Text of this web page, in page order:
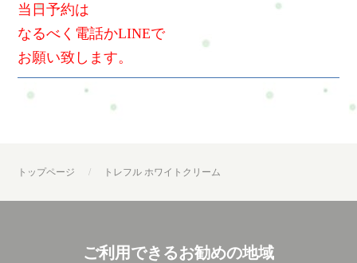
当日予約は
なるべく電話かLINEで
お願い致します。
トップページ トレフル ホワイトクリーム
ご利用できるお勧めの地域